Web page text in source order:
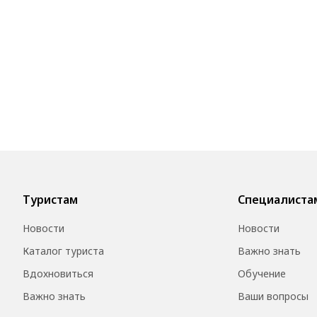
Туристам
Новости
Каталог туриста
Вдохновиться
Важно знать
Новости
Важно знать
Обучение
Ваши вопросы